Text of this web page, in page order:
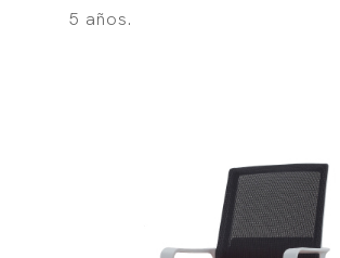
5 años.